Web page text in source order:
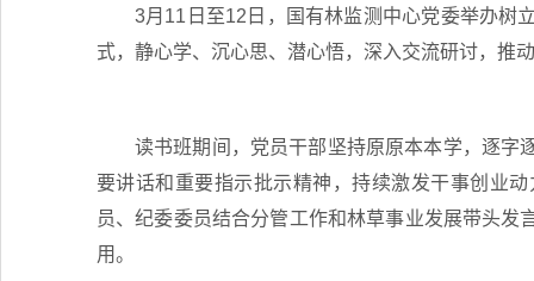
3月11日至12日，国有林监测中心党委举办树
式，静心学、沉心思、潜心悟，深入交流研讨，推
读书班期间，党员干部坚持原原本本学，逐字
要讲话和重要指示批示精神，持续激发干事创业
员、纪委委员结合分管工作和林草事业发展带头
用。